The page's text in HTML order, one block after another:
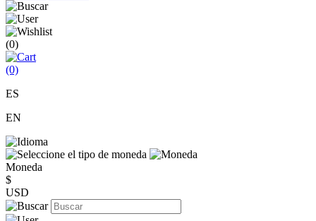
(0)
(0)
ES
EN
Moneda
$
USD